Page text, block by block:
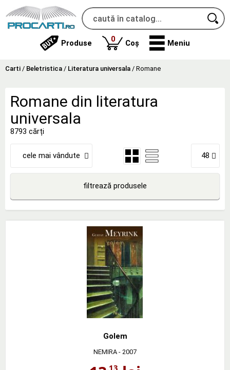
Produse 0produse
Coș Meniu
Carti / Beletristica / Literatura universala / Romane
Romane din literatura
universala
8793 cărți
cele mai vândute 48
filtrează produsele
Golem
NEMIRA - 2007
,13